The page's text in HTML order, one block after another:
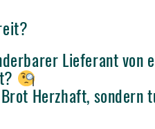
Lieferant von
Herzhaft, sondern